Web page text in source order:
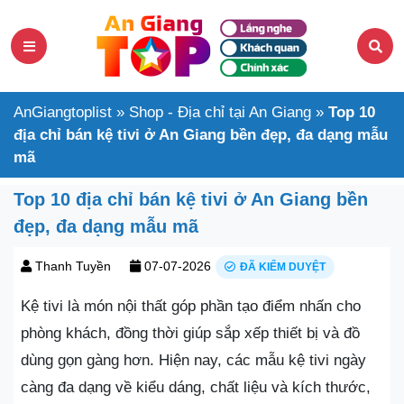
AnGiangtoplist » Shop - Địa chỉ tại An Giang » Top 10
địa chỉ bán kệ tivi ở An Giang bền đẹp, đa dạng mẫu
mã
Top 10 địa chỉ bán kệ tivi ở An Giang bền
đẹp, đa dạng mẫu mã
Thanh Tuyền 07-07-2026 ĐÃ KIỂM DUYỆT
Kệ tivi là món nội thất góp phần tạo điểm nhấn cho
phòng khách, đồng thời giúp sắp xếp thiết bị và đồ
dùng gọn gàng hơn. Hiện nay, các mẫu kệ tivi ngày
càng đa dạng về kiểu dáng, chất liệu và kích thước,